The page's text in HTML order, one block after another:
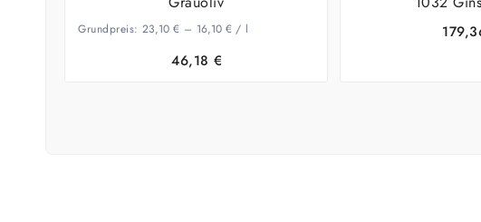
Grundpreis: 23,10 € – 16,10 €/ l
46,18€